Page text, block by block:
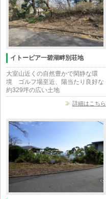
イトーピア一碧湖畔別荘地
大室山近くの自然豊かで閑静な環
境 ゴルフ場至近、陽当たり良好な
約329坪の広い土地
詳細はこちら